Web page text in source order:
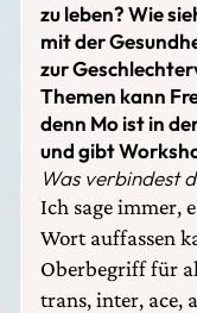
zu leben? Wie
mit der
zur
Themen kann
denn Mo ist in
und gibt
Was verbindest
Ich sage immer,
Wort auffassen
Oberbegriff für
trans, inter, ace,